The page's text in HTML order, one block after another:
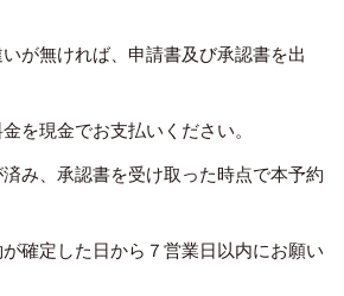
が無ければ、申請書及び承認書を出
を現金でお支払いください。
み、承認書を受け取った時点で本予約
確定した日から７営業日以内にお願い